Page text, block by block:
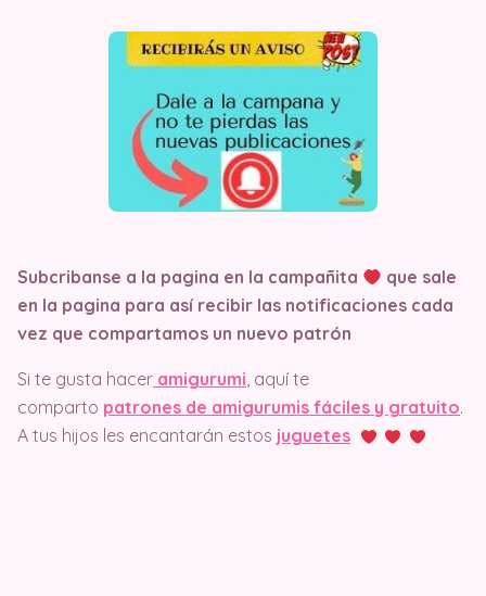
Subcribanse a la pagina en la campañita
que sale
en la pagina para así recibir las notificaciones cada
vez que compartamos un nuevo patrón
Si te gusta hacer amigurumi, aquí te
comparto patrones de amigurumis fáciles y gratuito.
A tus hijos les encantarán estos juguetes